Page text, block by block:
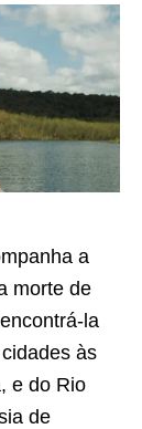
a
morte de
la
às
e do Rio
de